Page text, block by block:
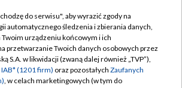
TVP
Regulamin TVP
Polityka prywatności
do serwisu", aby wyrazić zgody na
automatycznego śledzenia i zbierania danych,
urządzeniu końcowym i ich
przetwarzanie Twoich danych osobowych przez
S.A. w likwidacji (zwaną dalej również „TVP”),
(1201 firm) oraz pozostałych Zaufanych
, w celach marketingowych (w tym do